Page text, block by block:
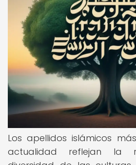
Los apellidos islámicos
actualidad reflejan la